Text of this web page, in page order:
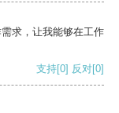
求，让我能够在工作
支持[0] 反对[0]